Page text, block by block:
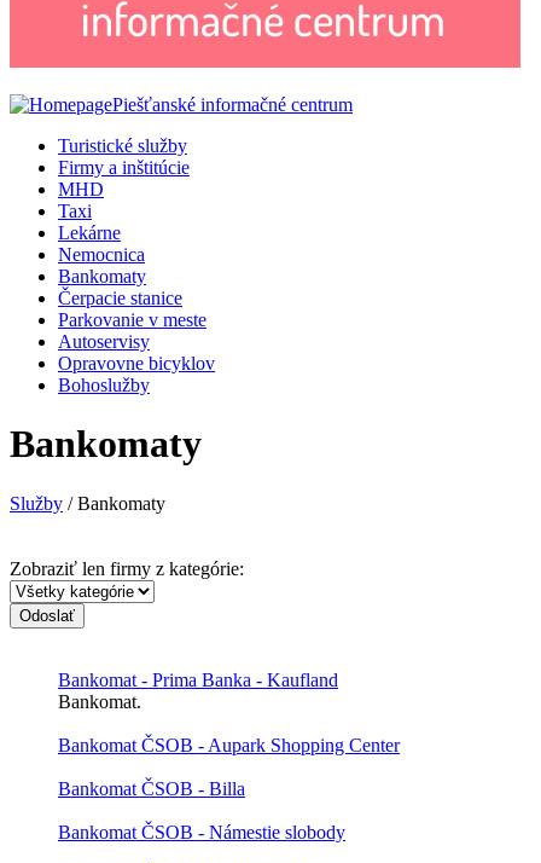
Piešťanské informačné centrum
Turistické služby
Firmy a inštitúcie
MHD
Taxi
Lekárne
Nemocnica
Bankomaty
Čerpacie stanice
Parkovanie v meste
Autoservisy
Opravovne bicyklov
Bohoslužby
Bankomaty
Služby / Bankomaty
Zobraziť len firmy z kategórie:
Odoslať
Bankomat - Prima Banka - Kaufland
Bankomat.
Bankomat ČSOB - Aupark Shopping Center
Bankomat ČSOB - Billa
Bankomat ČSOB - Námestie slobody